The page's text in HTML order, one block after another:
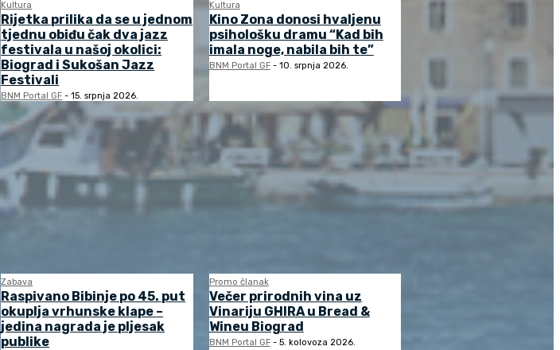
Kultura
Rijetka prilika da se u jednom
tjednu obiđu čak dva jazz
festivala u našoj okolici:
Biograd i Sukošan Jazz
Festivali
BNM Portal GF - 15. srpnja 2026.
Kultura
Kino Zona donosi hvaljenu
psihološku dramu “Kad bih
imala noge, nabila bih te”
BNM Portal GF - 10. srpnja 2026.
Zabava
Raspivano Bibinje po 45. put
okuplja vrhunske klape –
jedina nagrada je pljesak
publike
Promo članak
Večer prirodnih vina uz
Vinariju GHIRA u Bread &
Wineu Biograd
BNM Portal GF - 5. kolovoza 2026.